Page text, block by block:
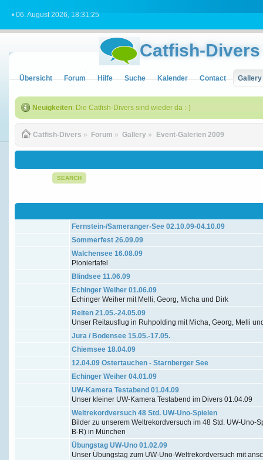
• 06. August 2026, 18:31:25
Catfish-Divers
Übersicht Forum Hilfe Suche Kalender Contact Gallery
Neuigkeiten: Die Catfish-Divers sind wieder da :-)
Catfish-Divers » Forum » Gallery » Event-Galerien 2009
SEARCH
Fernstein-/Sameranger-See 02.10.09-04.10.09
Sommerfest 26.09.09
Walchensee 16.08.09
Pioniertafel
Blindsee 11.06.09
Echinger Weiher 01.06.09
Echinger Weiher mit Melli, Georg, Micha und Dirk
Reiten 21.05.-24.05.09
Unser Reitausflug in Ruhpolding mit Micha, Georg, Melli
Jura / Bodensee 15.05.-17.05.
Chiemsee 18.04.09
12.04.09 Ostertauchen - Starnberger See
Echinger Weiher 04.01.09
UW-Kamera Testabend 01.04.09
Unser kleiner UW-Kamera Testabend im Divers 01.04.09
Weltrekordversuch 48 Std. UW-Uno-Spielen
Bilder zu unserem Weltrekordversuch im 48 Std. UW-Uno-
B-R) in München
Übungstag UW-Uno 01.02.09
Unser Übungstag zum UW-Uno-Weltrekordversuch mit